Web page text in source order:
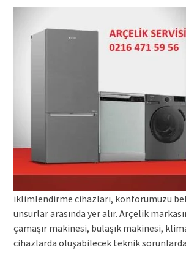
iklimlendirme cihazları, konforumuzu
unsurlar arasında yer alır. Arçelik
çamaşır makinesi, bulaşık makinesi,
cihazlarda oluşabilecek teknik